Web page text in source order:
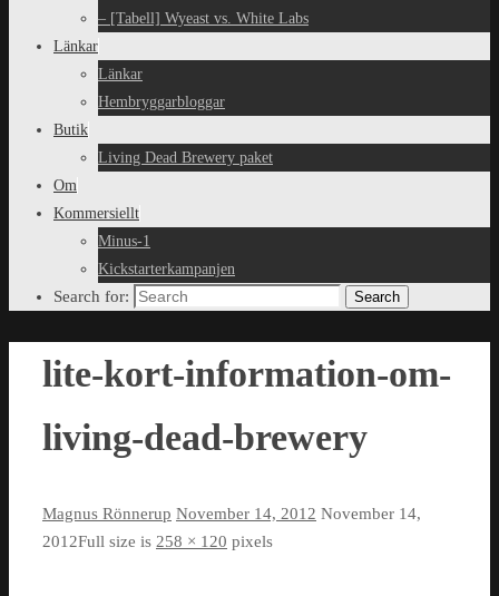
– [Tabell] Wyeast vs. White Labs
Länkar
Länkar
Hembryggarbloggar
Butik
Living Dead Brewery paket
Om
Kommersiellt
Minus-1
Kickstarterkampanjen
Search for: Search
lite-kort-information-om-
living-dead-brewery
Magnus Rönnerup November 14, 2012 November 14,
2012Full size is 258 × 120 pixels